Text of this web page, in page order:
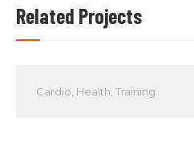
Related Projects
Cardio Health Training